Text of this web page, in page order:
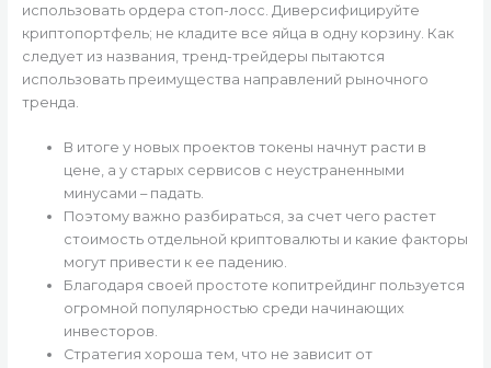
использовать ордера стоп-лосс. Диверсифицируйте
криптопортфель; не кладите все яйца в одну корзину. Как
следует из названия, тренд-трейдеры пытаются
использовать преимущества направлений рыночного
тренда.
В итоге у новых проектов токены начнут расти в
цене, а у старых сервисов с неустраненными
минусами – падать.
Поэтому важно разбираться, за счет чего растет
стоимость отдельной криптовалюты и какие факторы
могут привести к ее падению.
Благодаря своей простоте копитрейдинг пользуется
огромной популярностью среди начинающих
инвесторов.
Стратегия хороша тем, что не зависит от